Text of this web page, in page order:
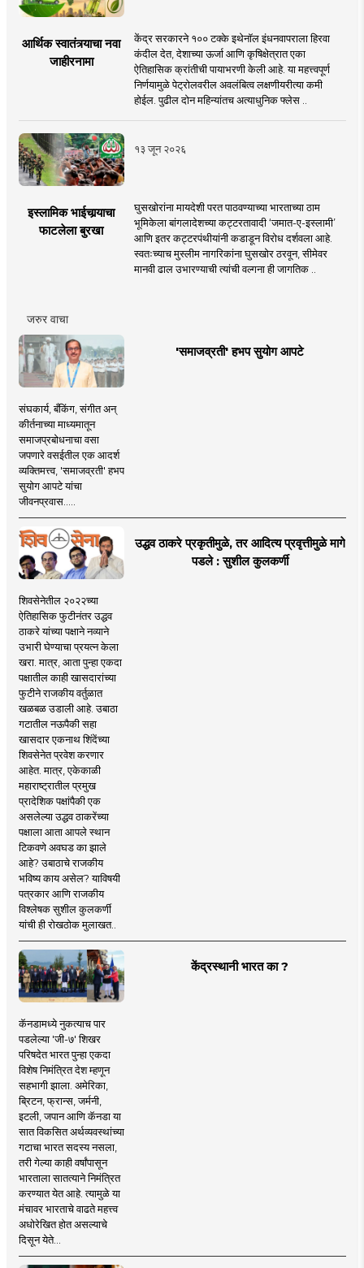
आर्थिक स्वातंत्र्याचा नवा
जाहीरनामा
केंद्र सरकारने १०० टक्के इथेनॉल इंधनवापराला हिरवा
कंदील देत, देशाच्या ऊर्जा आणि कृषिक्षेत्रात एका
ऐतिहासिक क्रांतीची पायाभरणी केली आहे. या महत्त्वपूर्ण
निर्णयामुळे पेट्रोलवरील अवलंबित्व लक्षणीयरीत्या कमी
होईल. पुढील दोन महिन्यांतच अत्याधुनिक फ्लेस ..
१३ जून २०२६
इस्लामिक भाईचार्‍याचा
फाटलेला बुरखा
घुसखोरांना मायदेशी परत पाठवण्याच्या भारताच्या ठाम
भूमिकेला बांगलादेशच्या कट्टरतावादी ‘जमात-ए-इस्लामी’
आणि इतर कट्टरपंथीयांनी कडाडून विरोध दर्शवला आहे.
स्वतःच्याच मुस्लीम नागरिकांना घुसखोर ठरवून, सीमेवर
मानवी ढाल उभारण्याची त्यांची वल्गना ही जागतिक ..
जरुर वाचा
'समाजव्रती' हभप सुयोग आपटे
संघकार्य, बँकिंग, संगीत अन्
कीर्तनाच्या माध्यमातून
समाजप्रबोधनाचा वसा
जपणारे वसईतील एक आदर्श
व्यक्तिमत्त्व, 'समाजव्रती' हभप
सुयोग आपटे यांचा
जीवनप्रवास.....
उद्धव ठाकरे प्रकृतीमुळे, तर आदित्य प्रवृत्तीमुळे मागे
पडले : सुशील कुलकर्णी
शिवसेनेतील २०२२च्या
ऐतिहासिक फुटीनंतर उद्धव
ठाकरे यांच्या पक्षाने नव्याने
उभारी घेण्याचा प्रयत्न केला
खरा. मात्र, आता पुन्हा एकदा
पक्षातील काही खासदारांच्या
फुटीने राजकीय वर्तुळात
खळबळ उडाली आहे. उबाठा
गटातील नऊपैकी सहा
खासदार एकनाथ शिंदेंच्या
शिवसेनेत प्रवेश करणार
आहेत. मात्र, एकेकाळी
महाराष्ट्रातील प्रमुख
प्रादेशिक पक्षांपैकी एक
असलेल्या उद्धव ठाकरेंच्या
पक्षाला आता आपले स्थान
टिकवणे अवघड का झाले
आहे? उबाठाचे राजकीय
भविष्य काय असेल? याविषयी
पत्रकार आणि राजकीय
विश्लेषक सुशील कुलकर्णी
यांची ही रोखठोक मुलाखत..
केंद्रस्थानी भारत का ?
कॅनडामध्ये नुकत्याच पार
पडलेल्या 'जी-७' शिखर
परिषदेत भारत पुन्हा एकदा
विशेष निमंत्रित देश म्हणून
सहभागी झाला. अमेरिका,
ब्रिटन, फ्रान्स, जर्मनी,
इटली, जपान आणि कॅनडा या
सात विकसित अर्थव्यवस्थांच्या
गटाचा भारत सदस्य नसला,
तरी गेल्या काही वर्षांपासून
भारताला सातत्याने निमंत्रित
करण्यात येत आहे. त्यामुळे या
मंचावर भारताचे वाढते महत्त्व
अधोरेखित होत असल्याचे
दिसून येते...